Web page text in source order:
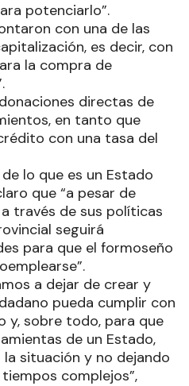
potenciarlo”.
con una de las
es decir, con
la compra de
directas de
en tanto que
con una tasa del
lo que es un Estado
que “a pesar de
través de sus políticas
seguirá
para que el formoseño
a dejar de crear y
pueda cumplir con
y, sobre todo, para que
de un Estado,
situación y no dejando
complejos”,